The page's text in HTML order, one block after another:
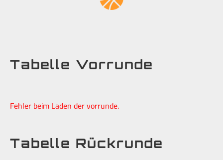
Tabelle Vorrunde
Fehler beim Laden der vorrunde.
Tabelle Rückrunde